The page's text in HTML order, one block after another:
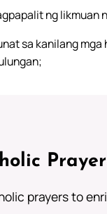
ng likmuan
sa kanilang
prayers to